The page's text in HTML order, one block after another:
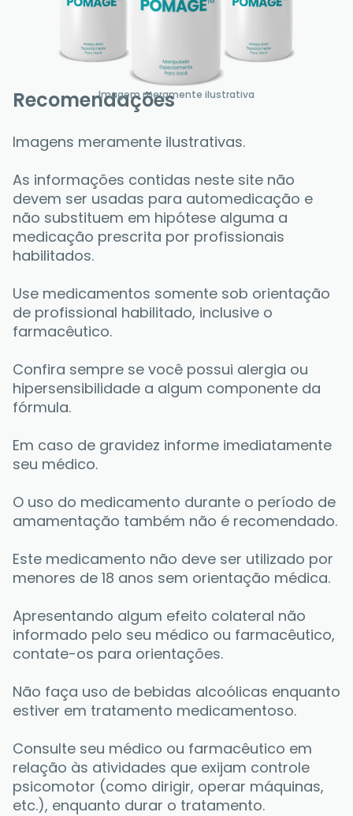
Imagem meramente ilustrativa
Recomendações
Imagens meramente ilustrativas.
As informações contidas neste site não
devem ser usadas para automedicação e
não substituem em hipótese alguma a
medicação prescrita por profissionais
habilitados.
Use medicamentos somente sob orientação
de profissional habilitado, inclusive o
farmacêutico.
Confira sempre se você possui alergia ou
hipersensibilidade a algum componente da
fórmula.
Em caso de gravidez informe imediatamente
seu médico.
O uso do medicamento durante o período de
amamentação também não é recomendado.
Este medicamento não deve ser utilizado por
menores de 18 anos sem orientação médica.
Apresentando algum efeito colateral não
informado pelo seu médico ou farmacêutico,
contate-os para orientações.
Não faça uso de bebidas alcoólicas enquanto
estiver em tratamento medicamentoso.
Consulte seu médico ou farmacêutico em
relação às atividades que exijam controle
psicomotor (como dirigir, operar máquinas,
etc.), enquanto durar o tratamento.